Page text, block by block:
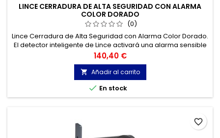
LINCE CERRADURA DE ALTA SEGURIDAD CON ALARMA
COLOR DORADO
(0)
Lince Cerradura de Alta Seguridad con Alarma Color Dorado.
El detector inteligente de Lince activará una alarma sensible
a las aperturas, golpes y vibraciones no deseadas.
Precio
140,40 €
 Añadir al carrito
 En stock
favorite_border